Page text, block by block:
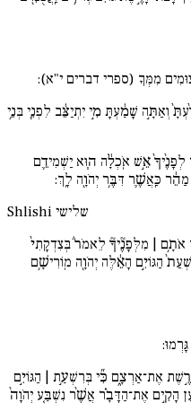
מִמְּךָ (ספרי דברים י"א):
וְאַתָּ֣ה שָׁמַ֔עְתָּ מִ֣י יִתְיַצֵּ֔ב לִפְנֵ֖י בְּנֵ֥י
לְפָנֶ֨יךָ֙ אֵ֣שׁ אֹֽכְלָ֔ה ה֧וּא יַשְׁמִידֵ֛ם
מַהֵ֔ר כַּֽאֲשֶׁ֛ר דִּבֶּ֥ר יְהֹוָ֖ה לָֽךְ:
Shlishi שלישי
אֹתָ֥ם | מִלְּפָנֶ֘יךָ֘ לֵאמֹר֒ בְּצִדְקָתִי֙
הַגּוֹיִ֣ם הָאֵ֔לֶּה יְהֹוָ֖ה מֽוֹרִישָׁ֥ם
אֶת־אַרְצָ֑ם כִּ֞י בְּרִשְׁעַ֣ת | הַגּוֹיִ֣ם
הָקִ֣ים אֶת־הַדָּבָ֗ר אֲשֶׁ֨ר נִשְׁבַּ֤ע יְהֹוָה֙